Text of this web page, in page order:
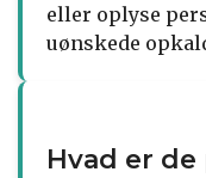
eller oplyse
uønskede
Hvad er